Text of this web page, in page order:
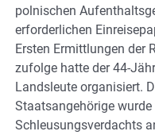
polnischen
erforderlichen
Ersten Ermittlungen der
zufolge hatte der 44-
Landsleute organisiert.
Staatsangehörige wurde
Schleusungsverdachts